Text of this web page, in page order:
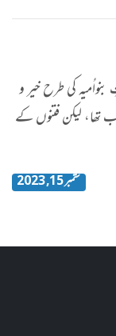
کی طرح خیر و
تھا، لیکن فتنوں کے
ستمبر 15, 2023